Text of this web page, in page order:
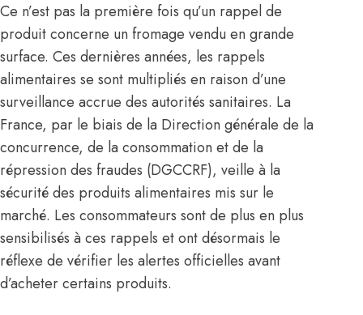
Ce n’est pas la première fois qu’un rappel de
produit concerne un fromage vendu en grande
surface. Ces dernières années, les rappels
alimentaires se sont multipliés en raison d’une
surveillance accrue des autorités sanitaires. La
France, par le biais de la Direction générale de la
concurrence, de la consommation et de la
répression des fraudes (DGCCRF), veille à la
sécurité des produits alimentaires mis sur le
marché. Les consommateurs sont de plus en plus
sensibilisés à ces rappels et ont désormais le
réflexe de vérifier les alertes officielles avant
d’acheter certains produits.